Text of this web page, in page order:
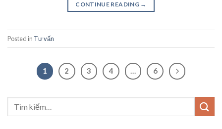
CONTINUE READING →
Posted in Tư vấn
1 2 3 4 … 6